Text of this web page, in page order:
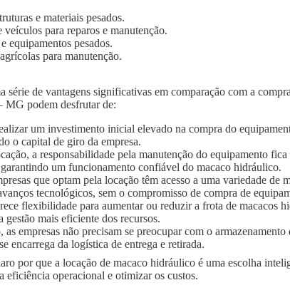
e materiais pesados.
veículos para reparos e manutenção.
equipamentos pesados.
para manutenção.
série de vantagens significativas em comparação com a
MG podem desfrutar de:
um investimento inicial elevado na compra do
o capital de giro da empresa.
a responsabilidade pela manutenção do equipamento fica
um funcionamento confiável do macaco hidráulico.
que optam pela locação têm acesso a uma variedade de
tecnológicos, sem o compromisso de compra de
flexibilidade para aumentar ou reduzir a frota de macacos
mais eficiente dos recursos.
as empresas não precisam se preocupar com o
encarrega da logística de entrega e retirada.
por que a locação de macaco hidráulico é uma escolha
operacional e otimizar os custos.